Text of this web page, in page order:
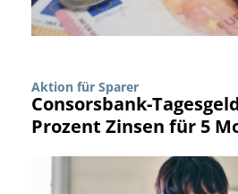
Aktion für Sparer
Consorsbank-
Prozent Zinsen für 5